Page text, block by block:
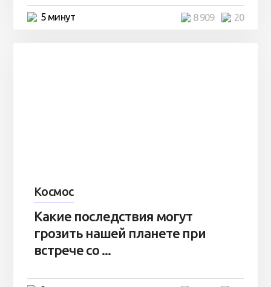
5 минут 20
8 909
Космос
Какие последствия могут
грозить нашей планете при
встрече со ...